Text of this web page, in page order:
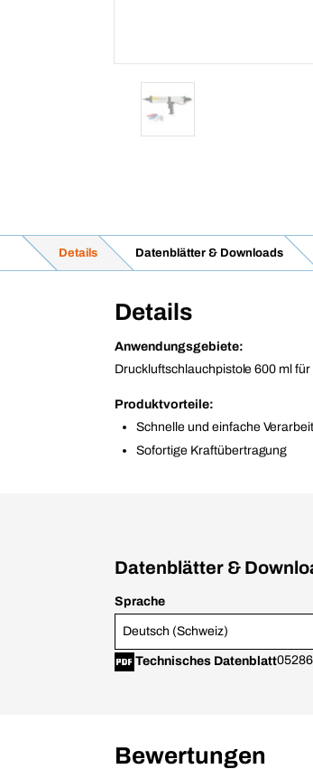
Details Datenblätter & Downloads
Details
Anwendungsgebiete:
Druckluftschlauchpistole 600 ml für
Produktvorteile:
Schnelle und einfache
Sofortige Kraftübertragung
Datenblätter &
Sprache
Deutsch (Schweiz)
Technisches Datenblatt
Bewertungen